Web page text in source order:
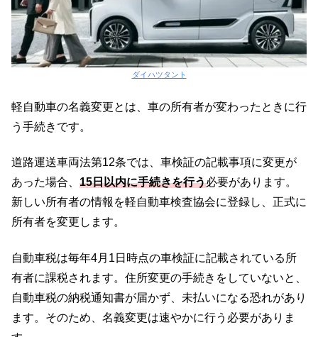
ダイハツタント
軽自動車の名義変更とは、車の所有者が変わったときに行
う手続きです。
道路運送車両法第12条では、車検証の記載事項に変更が
あった場合、 15日以内に手続きを行う必要があります。
新しい所有者の情報を軽自動車検査協会に登録し、正式に
所有者を変更します。
自動車税は毎年4月1日時点の車検証に記載されている所
有者に課税されます。住所変更の手続きをしていないと、
自動車税の納税通知書が届かず、未払いになる恐れがあり
ます。そのため、名義変更は速やかに行う必要がありま